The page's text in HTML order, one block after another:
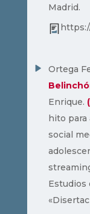
Madrid.
Ortega
Enrique.
hito para
social
Estudios